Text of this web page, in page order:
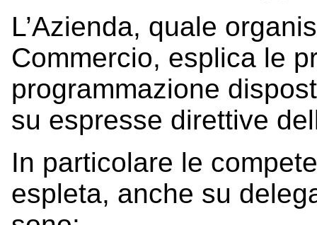
L’Azienda, quale
Commercio, esplica le
programmazione
su espresse direttive
In particolare le
espleta, anche su